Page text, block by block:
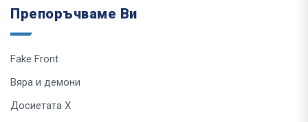
Препоръчваме Ви
Fake Front
Вяра и демони
Досиетата Х